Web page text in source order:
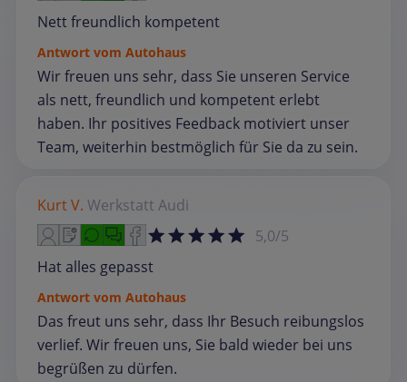
Nett freundlich kompetent
Antwort vom Autohaus
Wir freuen uns sehr, dass Sie unseren Service
als nett, freundlich und kompetent erlebt
haben. Ihr positives Feedback motiviert unser
Team, weiterhin bestmöglich für Sie da zu sein.
Kurt V. Werkstatt Audi
5,0/5
Hat alles gepasst
Antwort vom Autohaus
Das freut uns sehr, dass Ihr Besuch reibungslos
verlief. Wir freuen uns, Sie bald wieder bei uns
begrüßen zu dürfen.